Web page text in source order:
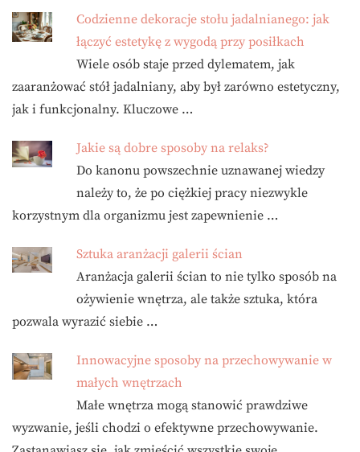
Codzienne dekoracje stołu jadalnianego: jak
łączyć estetykę z wygodą przy posiłkach
Wiele osób staje przed dylematem, jak
zaaranżować stół jadalniany, aby był zarówno estetyczny,
jak i funkcjonalny. Kluczowe …
Jakie są dobre sposoby na relaks?
Do kanonu powszechnie uznawanej wiedzy
należy to, że po ciężkiej pracy niezwykle
korzystnym dla organizmu jest zapewnienie …
Sztuka aranżacji galerii ścian
Aranżacja galerii ścian to nie tylko sposób na
ożywienie wnętrza, ale także sztuka, która
pozwala wyrazić siebie …
Innowacyjne sposoby na przechowywanie w
małych wnętrzach
Małe wnętrza mogą stanowić prawdziwe
wyzwanie, jeśli chodzi o efektywne przechowywanie.